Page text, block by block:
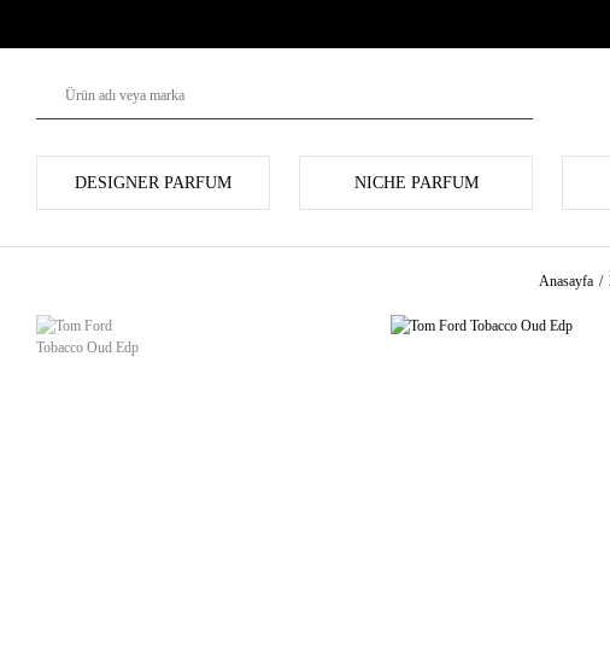
DESIGNER PARFUM NICHE PARFUM
Anasayfa